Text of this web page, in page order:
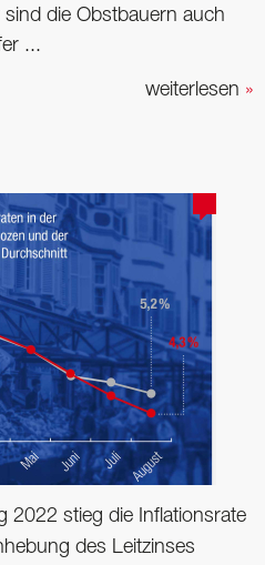
die Obstbauern auch
...
weiterlesen »
2022 stieg die Inflationsrate
des Leitzinses